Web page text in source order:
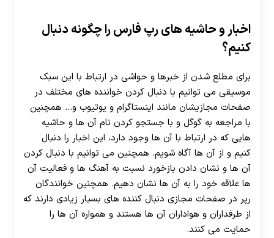
اخبار و حاشیه های رپ فارس را چگونه دنبال
کنیم؟
برای مطلع شدن از خبرها و حواشی در ارتباط با این سبک
موسیقی می توانیم با دنبال کردن خواننده های مختلف در
صفحات مجازیشان مانند اینستاگرام و یوتیوب و… همچنین
با مراجعه به گوگل و با جستجو کردن نام آن ها و حاشیه
هایی که در ارتباط با آن ها وجود دارد، این اخبار را دنبال
کنیم و از آن ها آگاه شویم. همچنین می توانیم با دنبال کردن
آن ها و نشان دادن بازخورد نسبت به آهنگ ها و فعالیت آن
ها علاقه خود را به آن ها نشان دهیم. همچنین خوانندگان
رپر در صفحات مجازی دنبال کننده های بسیار زیادی دارند که
از طرفداران و هواداران آن ها هستند و همواره آن ها را
حمایت می‌ کنند.